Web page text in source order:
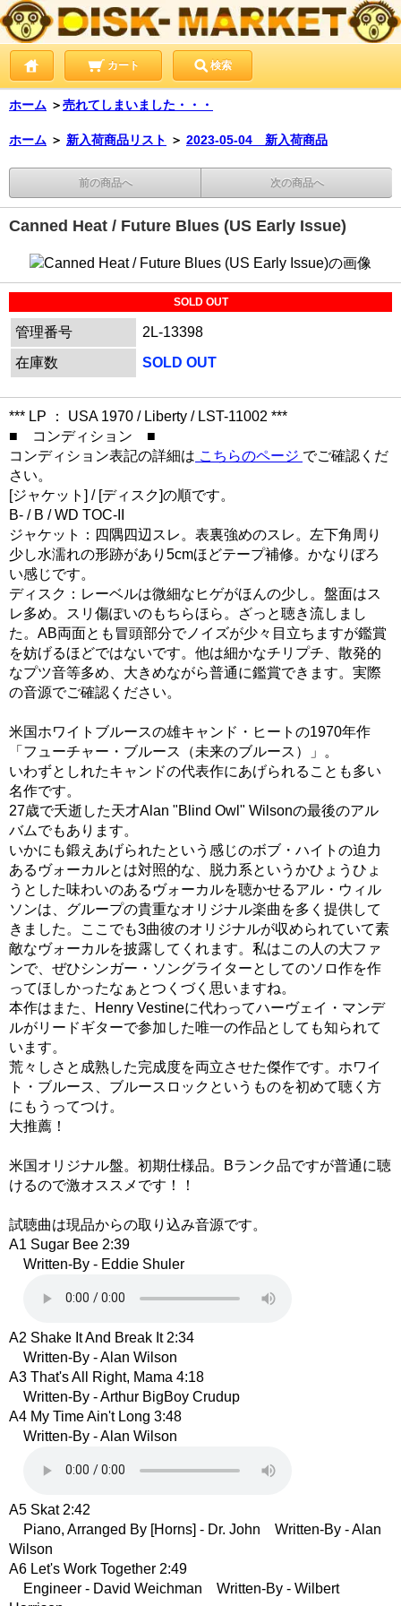
カート 検索
ホーム ＞売れてしまいました・・・
ホーム ＞ 新入荷商品リスト ＞ 2023-05-04 新入荷商品
前の商品へ 次の商品へ
Canned Heat / Future Blues (US Early Issue)
SOLD OUT
管理番号
2L-13398
在庫数
SOLD OUT
*** LP ： USA 1970 / Liberty / LST-11002 ***
■ コンディション ■
コンディション表記の詳細は こちらのページ でご確認くだ
さい。
[ジャケット] / [ディスク]の順です。
B- / B / WD TOC-II
ジャケット：四隅四辺スレ。表裏強めのスレ。左下角周り
少し水濡れの形跡があり5cmほどテープ補修。かなりぼろ
い感じです。
ディスク：レーベルは微細なヒゲがほんの少し。盤面はス
レ多め。スリ傷ぽいのもちらほら。ざっと聴き流しまし
た。AB両面とも冒頭部分でノイズが少々目立ちますが鑑賞
を妨げるほどではないです。他は細かなチリプチ、散発的
なプツ音等多め、大きめながら普通に鑑賞できます。実際
の音源でご確認ください。
米国ホワイトブルースの雄キャンド・ヒートの1970年作
「フューチャー・ブルース（未来のブルース）」。
いわずとしれたキャンドの代表作にあげられることも多い
名作です。
27歳で夭逝した天才Alan "Blind Owl" Wilsonの最後のアル
バムでもあります。
いかにも鍛えあげられたという感じのボブ・ハイトの迫力
あるヴォーカルとは対照的な、脱力系というかひょうひょ
うとした味わいのあるヴォーカルを聴かせるアル・ウィル
ソンは、グループの貴重なオリジナル楽曲を多く提供して
きました。ここでも3曲彼のオリジナルが収められていて素
敵なヴォーカルを披露してくれます。私はこの人の大ファ
ンで、ぜひシンガー・ソングライターとしてのソロ作を作
ってほしかったなぁとつくづく思いますね。
本作はまた、Henry Vestineに代わってハーヴェイ・マンデ
ルがリードギターで参加した唯一の作品としても知られて
います。
荒々しさと成熟した完成度を両立させた傑作です。ホワイ
ト・ブルース、ブルースロックというものを初めて聴く方
にもうってつけ。
大推薦！
米国オリジナル盤。初期仕様品。Bランク品ですが普通に聴
けるので激オススメです！！
試聴曲は現品からの取り込み音源です。
A1 Sugar Bee 2:39
Written-By - Eddie Shuler
A2 Shake It And Break It 2:34
Written-By - Alan Wilson
A3 That's All Right, Mama 4:18
Written-By - Arthur BigBoy Crudup
A4 My Time Ain't Long 3:48
Written-By - Alan Wilson
A5 Skat 2:42
Piano, Arranged By [Horns] - Dr. John Written-By - Alan
Wilson
A6 Let's Work Together 2:49
Engineer - David Weichman Written-By - Wilbert